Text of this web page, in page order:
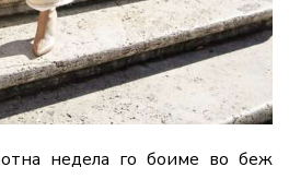
недела го боиме во беж